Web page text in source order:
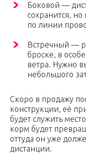
Боковой —
сохранится,
по линии
Встречный —
броске, в
ветра. Нужно
небольшого
Скоро в продажу
конструкции, её
будет служить
корм будет
оттуда он уже
дистанции.